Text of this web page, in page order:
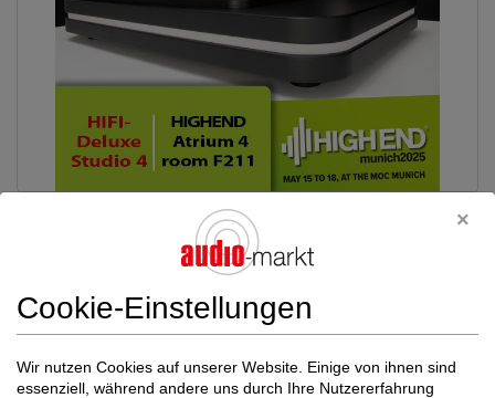
Erlebe den Ars Machinae Turntable live auf der HIGHEND
München im Atrium 4, Raum 211 und auf der HIFI Deluxe im
Studio 4, Mariott Hotel. Only silence and music!
Vorheriger Beitrag Nächster Beitrag
Cookie-Einstellungen
Wir nutzen Cookies auf unserer Website. Einige von ihnen sind
essenziell, während andere uns durch Ihre Nutzererfahrung